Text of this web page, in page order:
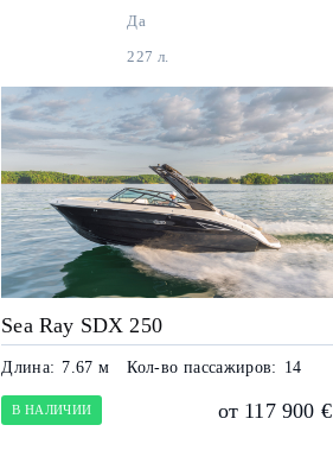
Да
227 л.
Sea Ray SDX 250
Длина: 7.67 м Кол-во пассажиров: 14
В НАЛИЧИИ от 117 900 €